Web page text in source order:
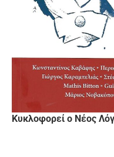
Κυκλοφορεί ο Νέος